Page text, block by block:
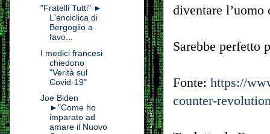
diventare l’uomo
Sarebbe perfetto
Fonte: https://
counter-
"Fratelli Tutti" ►
L'enciclica di
Bergoglio a
favo...
I medici francesi
chiedono
"Verità sul
Covid-19"
Joe Biden
►"Come ho
imparato ad
amare il Nuovo